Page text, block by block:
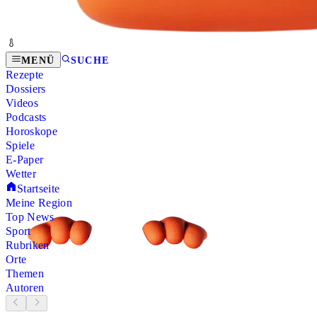
MENÜ SUCHE
Rezepte
Dossiers
Videos
Podcasts
Horoskope
Spiele
E-Paper
Wetter
Startseite
Meine Region
Top News
Sport
Rubriken
Orte
Themen
Autoren